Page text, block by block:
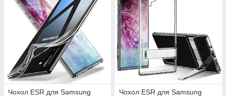
Чохол ESR для Samsung
Чохол ESR для Samsung